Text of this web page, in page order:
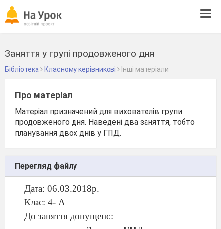
Заняття у групі продовженого дня
Бібліотека Класному керівникові Інші матеріали
Про матеріал
Матеріал призначений для вихователів групи
продовженого дня. Наведені два заняття, тобто
планування двох днів у ГПД.
Перегляд файлу
Дата: 06.03.2018р.
Клас: 4- А
До заняття допущено: